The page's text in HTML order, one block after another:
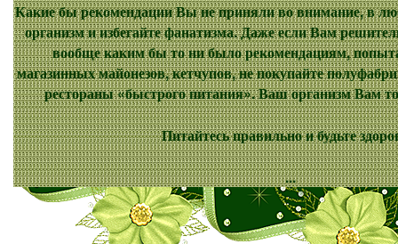
Какие бы рекомендации Вы не приняли во внимание, в
организм и избегайте фанатизма. Даже если Вам
вообще каким бы то ни было рекомендациям,
магазинных майонезов, кетчупов, не покупайте
рестораны «быстрого питания». Ваш организм Вам
Питайтесь правильно и будьте
...